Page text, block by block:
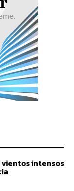
intensos